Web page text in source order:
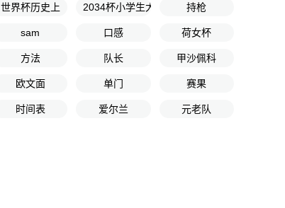
世界杯历史上 2034杯小学生大会第1轮持枪
sam 口感 荷女杯
方法 队长 甲沙佩科
欧文面 单门 赛果
时间表 爱尔兰 元老队